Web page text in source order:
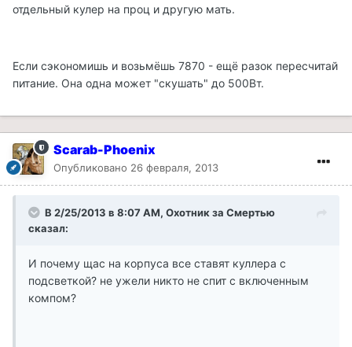
отдельный кулер на проц и другую мать.
Если сэкономишь и возьмёшь 7870 - ещё разок пересчитай
питание. Она одна может "скушать" до 500Вт.
Scarab-Phoenix
Опубликовано 26 февраля, 2013
В 2/25/2013 в 8:07 AM, Охотник за Смертью
сказал:
И почему щас на корпуса все ставят куллера с
подсветкой? не ужели никто не спит с включенным
компом?